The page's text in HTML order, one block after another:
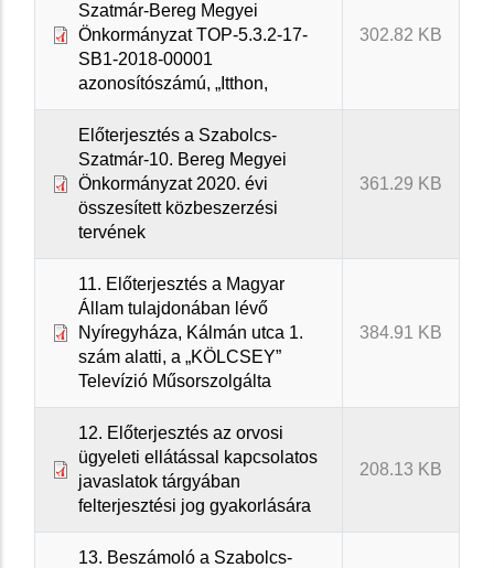
Szatmár-Bereg Megyei
Önkormányzat TOP-5.3.2-17-
SB1-2018-00001
azonosítószámú, „Itthon,
302.82 KB
Előterjesztés a Szabolcs-
Szatmár-10. Bereg Megyei
Önkormányzat 2020. évi
összesített közbeszerzési
tervének
361.29 KB
11. Előterjesztés a Magyar
Állam tulajdonában lévő
Nyíregyháza, Kálmán utca 1.
szám alatti, a „KÖLCSEY”
Televízió Műsorszolgálta
384.91 KB
12. Előterjesztés az orvosi
ügyeleti ellátással kapcsolatos
javaslatok tárgyában
felterjesztési jog gyakorlására
208.13 KB
13. Beszámoló a Szabolcs-